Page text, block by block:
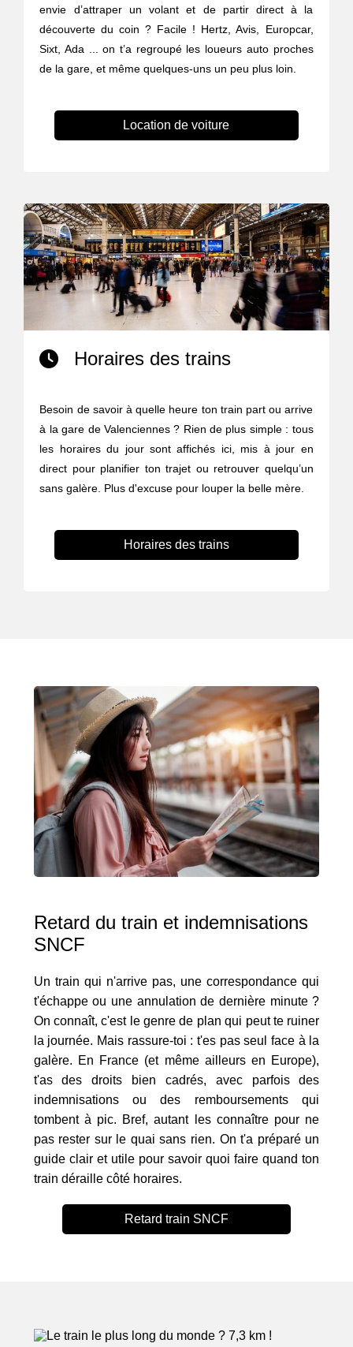
envie d’attraper un volant et de partir direct à la
découverte du coin ? Facile ! Hertz, Avis, Europcar,
Sixt, Ada ... on t’a regroupé les loueurs auto proches
de la gare, et même quelques-uns un peu plus loin.
Location de voiture
Horaires des trains
Besoin de savoir à quelle heure ton train part ou arrive
à la gare de Valenciennes ? Rien de plus simple : tous
les horaires du jour sont affichés ici, mis à jour en
direct pour planifier ton trajet ou retrouver quelqu’un
sans galère. Plus d'excuse pour louper la belle mère.
Horaires des trains
Retard du train et indemnisations
SNCF
Un train qui n'arrive pas, une correspondance qui
t'échappe ou une annulation de dernière minute ?
On connaît, c'est le genre de plan qui peut te ruiner
la journée. Mais rassure-toi : t'es pas seul face à la
galère. En France (et même ailleurs en Europe),
t'as des droits bien cadrés, avec parfois des
indemnisations ou des remboursements qui
tombent à pic. Bref, autant les connaître pour ne
pas rester sur le quai sans rien. On t'a préparé un
guide clair et utile pour savoir quoi faire quand ton
train déraille côté horaires.
Retard train SNCF